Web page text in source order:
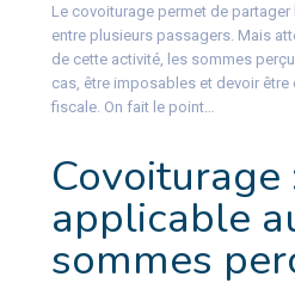
Le covoiturage permet de
entre plusieurs passagers. Mais
de cette activité, les sommes
cas, être imposables et devoir être
fiscale. On fait le point…
applicable
sommes